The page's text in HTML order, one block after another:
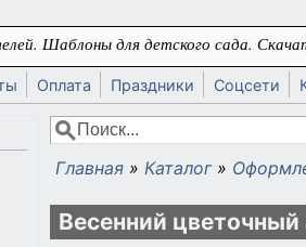
Шаблоны для детского сада.
Оплата Праздники Соцсети
Форма поиска
Поиск
Вы здесь
Главная » Каталог »
Весенний